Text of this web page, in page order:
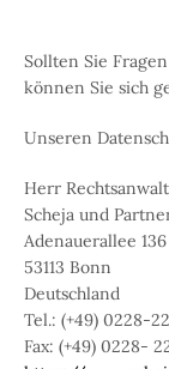
Sollten Sie
können Sie sich
Unseren
Herr
Scheja und
Adenauerallee 136
53113 Bonn
Deutschland
Tel.: (+49) 0228-
Fax: (+49) 0228-